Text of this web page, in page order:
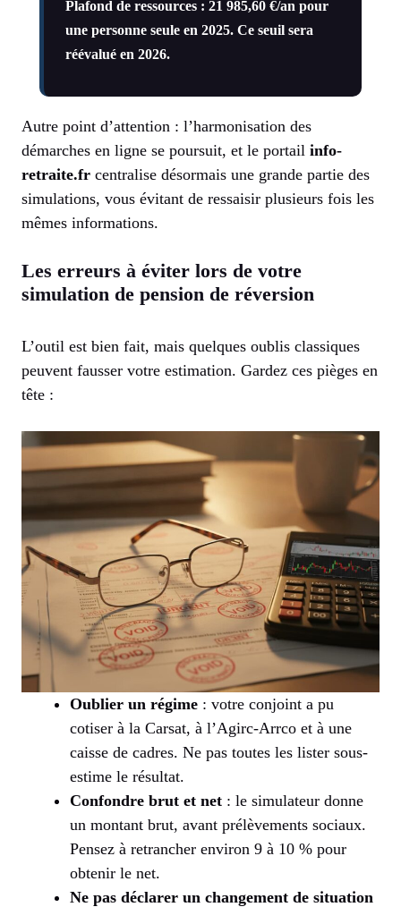
Plafond de ressources : 21 985,60 €/an pour
une personne seule en 2025. Ce seuil sera
réévalué en 2026.
Autre point d’attention : l’harmonisation des
démarches en ligne se poursuit, et le portail info-
retraite.fr centralise désormais une grande partie des
simulations, vous évitant de ressaisir plusieurs fois les
mêmes informations.
Les erreurs à éviter lors de votre
simulation de pension de réversion
L’outil est bien fait, mais quelques oublis classiques
peuvent fausser votre estimation. Gardez ces pièges en
tête :
Oublier un régime : votre conjoint a pu
cotiser à la Carsat, à l’Agirc-Arrco et à une
caisse de cadres. Ne pas toutes les lister sous-
estime le résultat.
Confondre brut et net : le simulateur donne
un montant brut, avant prélèvements sociaux.
Pensez à retrancher environ 9 à 10 % pour
obtenir le net.
Ne pas déclarer un changement de situation